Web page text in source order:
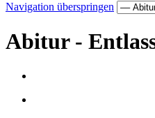
Navigation überspringen
Abitur -